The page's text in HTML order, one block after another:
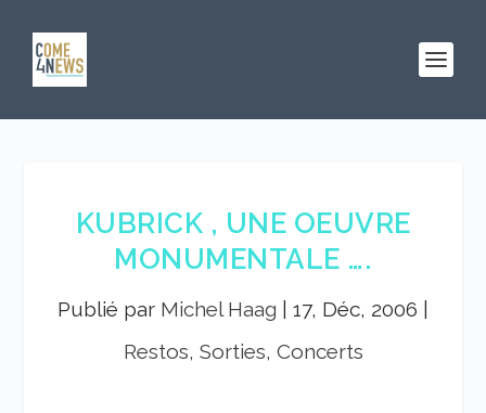
KUBRICK , UNE OEUVRE
MONUMENTALE ….
Publié par Michel Haag 17, Déc, 2006
Restos, Sorties, Concerts